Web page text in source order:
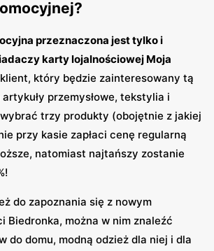
przeznaczona jest tylko i
karty lojalnościowej Moja
który będzie zainteresowany tą
przemysłowe, tekstylia i
trzy produkty (obojętnie z jakiej
przy kasie zapłaci cenę regularną
natomiast najtańszy zostanie
do zapoznania się z nowym
Biedronka, można w nim znaleźć
do domu, modną odzież dla niej i dla